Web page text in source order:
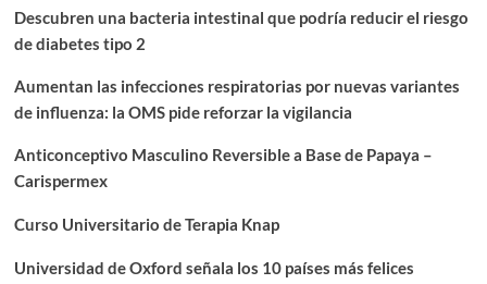
Descubren una bacteria intestinal que podría reducir el riesgo
de diabetes tipo 2
Aumentan las infecciones respiratorias por nuevas variantes
de influenza: la OMS pide reforzar la vigilancia
Anticonceptivo Masculino Reversible a Base de Papaya –
Carispermex
Curso Universitario de Terapia Knap
Universidad de Oxford señala los 10 países más felices